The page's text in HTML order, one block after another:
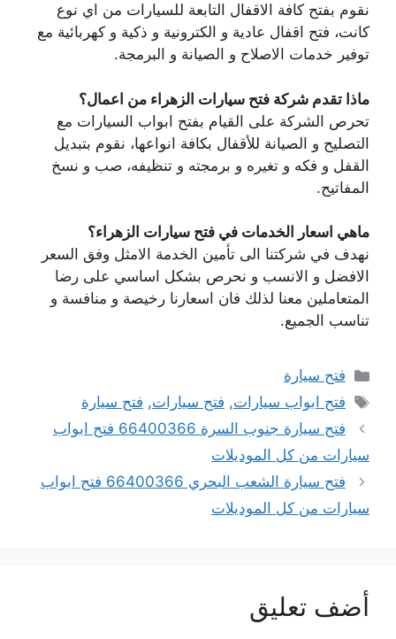
نقوم بفتح كافة الاقفال التابعة للسيارات من اي نوع
كانت، فتح اقفال عادية و الكترونية و ذكية و كهربائية مع
توفير خدمات الاصلاح و الصيانة و البرمجة.
ماذا تقدم شركة فتح سيارات الزهراء من اعمال؟
تحرص الشركة على القيام بفتح ابواب السيارات مع
التصليح و الصيانة للأقفال بكافة انواعها، نقوم بتبديل
القفل و فكه و تغيره و برمجته و تنظيفه، صب و نسخ
المفاتيح.
ماهي اسعار الخدمات في فتح سيارات الزهراء؟
نهدف في شركتنا الى تأمين الخدمة الامثل وفق السعر
الافضل و الانسب و نحرص بشكل اساسي على رضا
المتعاملين معنا لذلك فان اسعارنا رخيصة و منافسة و
تناسب الجميع.
التصنيفات
فتح سيارة
الوسوم
فتح ابواب سيارات, فتح سيارات, فتح سيارة
فتح سيارة جنوب السرة 66400366 فتح ابواب
سيارات من كل الموديلات
فتح سيارة الشعب البحري 66400366 فتح ابواب
سيارات من كل الموديلات
أضف تعليق